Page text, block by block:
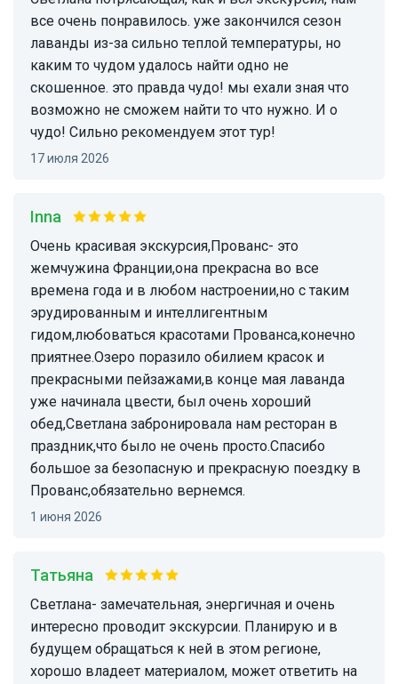
все очень понравилось. уже закончился сезон
лаванды из-за сильно теплой температуры, но
каким то чудом удалось найти одно не
скошенное. это правда чудо! мы ехали зная что
возможно не сможем найти то что нужно. И о
чудо! Сильно рекомендуем этот тур!
17 июля 2026
Inna
Очень красивая экскурсия,Прованс- это
жемчужина Франции,она прекрасна во все
времена года и в любом настроении,но с таким
эрудированным и интеллигентным
гидом,любоваться красотами Прованса,конечно
приятнее.Озеро поразило обилием красок и
прекрасными пейзажами,в конце мая лаванда
уже начинала цвести, был очень хороший
обед,Светлана забронировала нам ресторан в
праздник,что было не очень просто.Спасибо
большое за безопасную и прекрасную поездку в
Прованс,обязательно вернемся.
1 июня 2026
Татьяна
Светлана- замечательная, энергичная и очень
интересно проводит экскурсии. Планирую и в
будущем обращаться к ней в этом регионе,
хорошо владеет материалом, может ответить на